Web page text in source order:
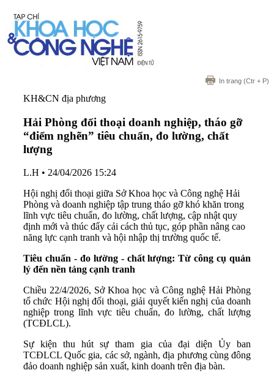
In trang (Ctr + P)
KH&CN địa phương
Hải Phòng đối thoại doanh nghiệp, tháo gỡ
“điểm nghẽn” tiêu chuẩn, đo lường, chất
lượng
L.H • 24/04/2026 15:24
Hội nghị đối thoại giữa Sở Khoa học và Công nghệ Hải
Phòng và doanh nghiệp tập trung tháo gỡ khó khăn trong
lĩnh vực tiêu chuẩn, đo lường, chất lượng, cập nhật quy
định mới và thúc đẩy cải cách thủ tục, góp phần nâng cao
năng lực cạnh tranh và hội nhập thị trường quốc tế.
Tiêu chuẩn- đo lường- chất lượng: Từ công cụ quản
lý đến nền tảng cạnh tranh
Chiều 22/4/2026, Sở Khoa học và Công nghệ Hải Phòng
tổ chức Hội nghị đối thoại, giải quyết kiến nghị của doanh
nghiệp trong lĩnh vực tiêu chuẩn, đo lường, chất lượng
(TCĐLCL).
Sự kiện thu hút sự tham gia của đại diện Ủy ban
TCĐLCL Quốc gia, các sở, ngành, địa phương cùng đông
đảo doanh nghiệp sản xuất, kinh doanh trên địa bàn.